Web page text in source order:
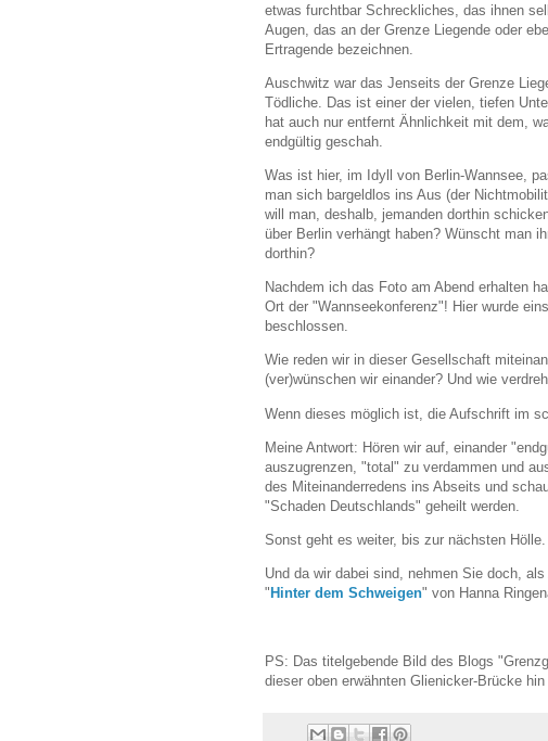
etwas furchtbar Schreckliches, das ihnen
Augen, das an der Grenze Liegende oder
Ertragende bezeichnen.
Auschwitz war das Jenseits der Grenze
Tödliche. Das ist einer der vielen, tiefen
hat auch nur entfernt Ähnlichkeit mit dem,
endgültig geschah.
Was ist hier, im Idyll von Berlin-Wannsee,
man sich bargeldlos ins Aus (der
will man, deshalb, jemanden dorthin
über Berlin verhängt haben? Wünscht man
dorthin?
Nachdem ich das Foto am Abend erhalten
Ort der "Wannseekonferenz"! Hier wurde
beschlossen.
Wie reden wir in dieser Gesellschaft
(ver)wünschen wir einander? Und wie
Wenn dieses möglich ist, die Aufschrift im
Meine Antwort: Hören wir auf, einander
auszugrenzen, "total" zu verdammen und
des Miteinanderredens ins Abseits und
"Schaden Deutschlands" geheilt werden.
Sonst geht es weiter, bis zur nächsten Hölle.
Und da wir dabei sind, nehmen Sie doch,
" Hinter dem Schweigen" von Hanna
PS: Das titelgebende Bild des Blogs
dieser oben erwähnten Glienicker-Brücke hin